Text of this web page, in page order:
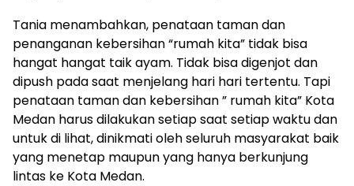
Tania menambahkan, penataan taman dan
penanganan kebersihan “rumah kita” tidak bisa
hangat hangat taik ayam. Tidak bisa digenjot dan
dipush pada saat menjelang hari hari tertentu. Tapi
penataan taman dan kebersihan ” rumah kita” Kota
Medan harus dilakukan setiap saat setiap waktu dan
untuk di lihat, dinikmati oleh seluruh masyarakat baik
yang menetap maupun yang hanya berkunjung
lintas ke Kota Medan.